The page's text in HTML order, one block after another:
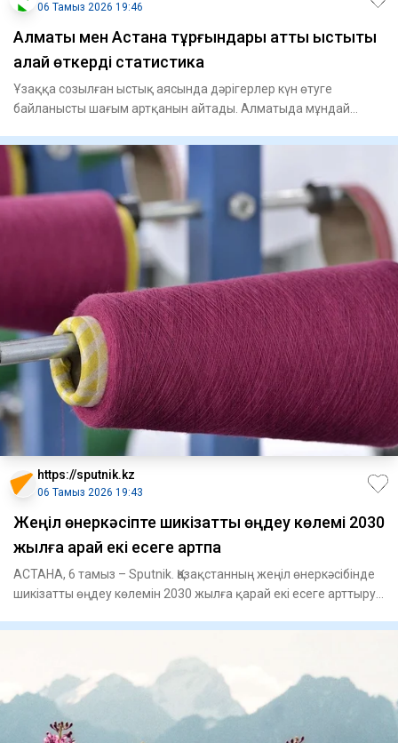
06 Тамыз 2026 19:46
Алматы мен Астана тұрғындары қатты ыстықты
қалай өткерді статистика
Ұзаққа созылған ыстық аясында дәрігерлер күн өтуге
байланысты шағым артқанын айтады. Алматыда мұндай
https://sputnik.kz
06 Тамыз 2026 19:43
Жеңіл өнеркәсіпте шикізатты өңдеу көлемі 2030
жылға қарай екі есеге артпақ
АСТАНА, 6 тамыз – Sputnik. Қазақстанның жеңіл өнеркәсібінде
шикізатты өңдеу көлемін 2030 жылға қарай екі есеге арттыру